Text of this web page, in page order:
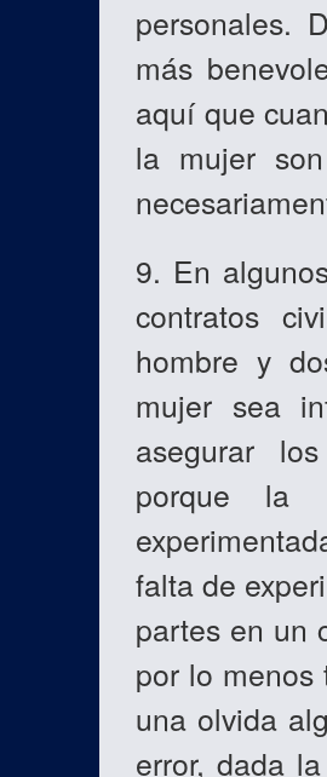
personales.
más
aquí que
la mujer
9. En
contratos
hombre y
mujer sea
asegurar
porque la
falta de
partes en un
por lo menos
una olvida
error, dada